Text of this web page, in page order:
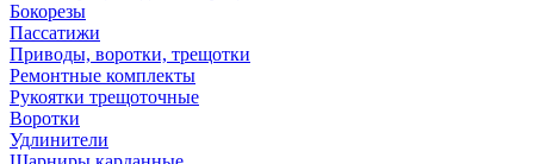
Бокорезы
Пассатижи
Приводы, воротки, трещотки
Ремонтные комплекты
Рукоятки трещоточные
Воротки
Удлинители